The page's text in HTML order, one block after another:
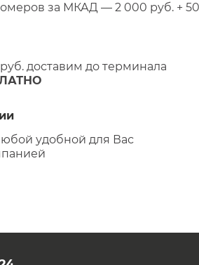
за МКАД — 2 000 руб. +
доставим до терминала
удобной для Вас